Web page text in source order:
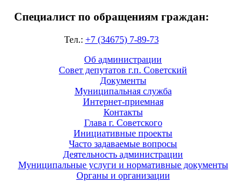
Специалист по обращениям граждан:
Тел.: +7 (34675) 7-89-73
Об администрации
Совет депутатов г.п. Советский
Документы
Муниципальная служба
Интернет-приемная
Контакты
Глава г. Советского
Инициативные проекты
Часто задаваемые вопросы
Деятельность администрации
Муниципальные услуги и нормативные документы
Органы и организации